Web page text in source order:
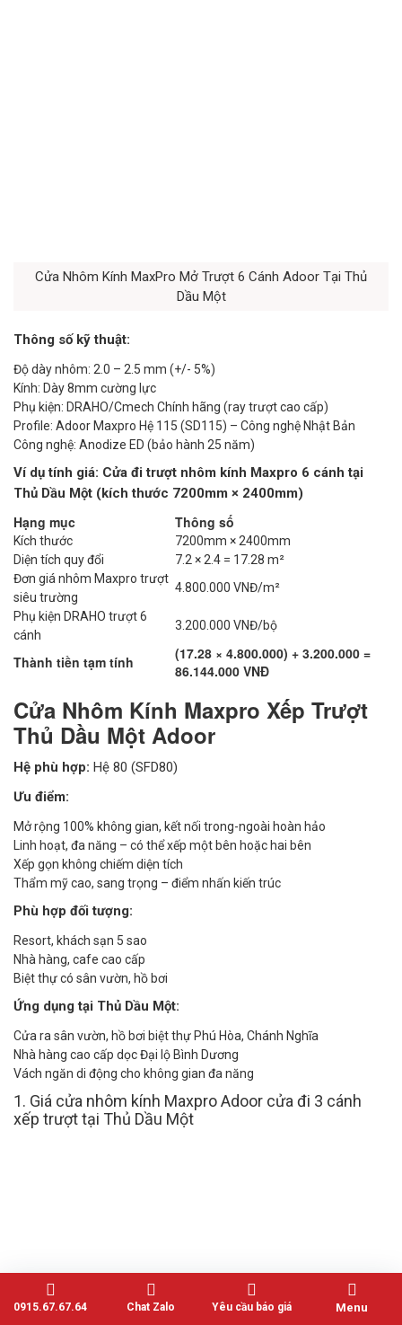
Cửa Nhôm Kính MaxPro Mở Trượt 6 Cánh Adoor Tại Thủ
Dầu Một
Thông số kỹ thuật:
Độ dày nhôm: 2.0 – 2.5 mm (+/- 5%)
Kính: Dày 8mm cường lực
Phụ kiện: DRAHO/Cmech Chính hãng (ray trượt cao cấp)
Profile: Adoor Maxpro Hệ 115 (SD115) – Công nghệ Nhật Bản
Công nghệ: Anodize ED (bảo hành 25 năm)
Ví dụ tính giá: Cửa đi trượt nhôm kính Maxpro 6 cánh tại
Thủ Dầu Một (kích thước 7200mm × 2400mm)
Hạng mục Thông số
Kích thước
7200mm × 2400mm
Diện tích quy đổi
7.2 × 2.4 = 17.28 m²
Đơn giá nhôm Maxpro trượt
siêu trường
4.800.000 VNĐ/m²
Phụ kiện DRAHO trượt 6
cánh
3.200.000 VNĐ/bộ
Thành tiền tạm tính
(17.28 × 4.800.000) + 3.200.000 =
86.144.000 VNĐ
Cửa Nhôm Kính Maxpro Xếp Trượt
Thủ Dầu Một Adoor
Hệ phù hợp: Hệ 80 (SFD80)
Ưu điểm:
Mở rộng 100% không gian, kết nối trong-ngoài hoàn hảo
Linh hoạt, đa năng – có thể xếp một bên hoặc hai bên
Xếp gọn không chiếm diện tích
Thẩm mỹ cao, sang trọng – điểm nhấn kiến trúc
Phù hợp đối tượng:
Resort, khách sạn 5 sao
Nhà hàng, cafe cao cấp
Biệt thự có sân vườn, hồ bơi
Ứng dụng tại Thủ Dầu Một:
Cửa ra sân vườn, hồ bơi biệt thự Phú Hòa, Chánh Nghĩa
Nhà hàng cao cấp dọc Đại lộ Bình Dương
Vách ngăn di động cho không gian đa năng
1. Giá cửa nhôm kính Maxpro Adoor cửa đi 3 cánh
xếp trượt tại Thủ Dầu Một
0915.67.67.64 Chat Zalo Yêu cầu báo giá Menu